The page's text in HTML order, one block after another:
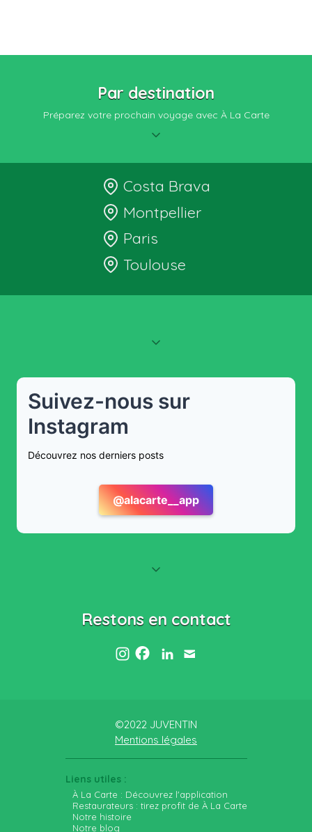
Par destination
Préparez votre prochain voyage avec À La Carte
Costa Brava
Montpellier
Paris
Toulouse
Restons en contact
©2022 JUVENTIN
Mentions légales
Liens utiles :
À La Carte : Découvrez l'application
Restaurateurs : tirez profit de À La Carte
Notre histoire
Notre blog